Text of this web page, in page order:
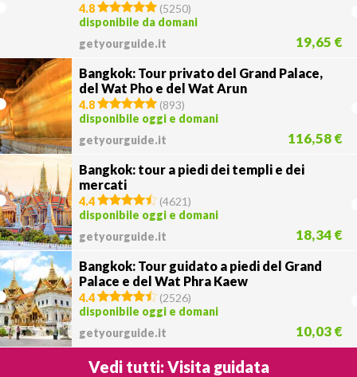
4.8 (5250)
disponibile da domani
getyourguide.it
19,65 €
Bangkok: Tour privato del Grand Palace,
del Wat Pho e del Wat Arun
4.8 (893)
disponibile oggi e domani
getyourguide.it
116,58 €
Bangkok: tour a piedi dei templi e dei
mercati
4.4 (4621)
disponibile oggi e domani
getyourguide.it
18,34 €
Bangkok: Tour guidato a piedi del Grand
Palace e del Wat Phra Kaew
4.4 (2526)
disponibile oggi e domani
getyourguide.it
10,03 €
Vedi tutti: Visita guidata